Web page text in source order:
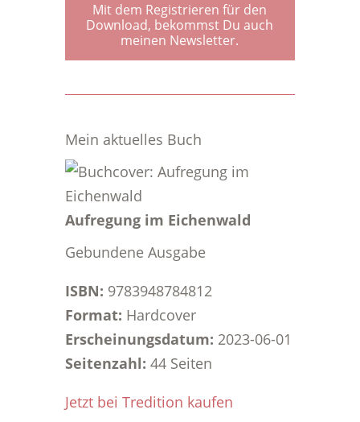
Mit dem Registrieren für den
Download, bekommst Du auch
meinen Newsletter.
Mein aktuelles Buch
Aufregung im Eichenwald
Gebundene Ausgabe
ISBN: 9783948784812
Format: Hardcover
Erscheinungsdatum: 2023-06-01
Seitenzahl: 44 Seiten
Jetzt bei Tredition kaufen